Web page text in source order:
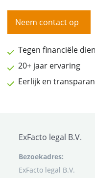
Neem contact op
Tegen financiële
20+ jaar ervaring
Eerlijk en
ExFacto legal B.V.
Bezoekadres:
ExFacto legal B.V.